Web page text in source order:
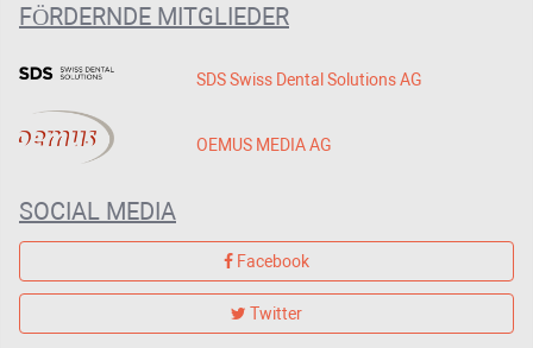
FÖRDERNDE MITGLIEDER
SDS Swiss Dental Solutions AG
OEMUS MEDIA AG
SOCIAL MEDIA
Facebook
Twitter